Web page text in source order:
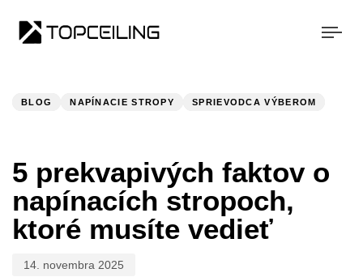
BLOG NAPÍNACIE STROPY SPRIEVODCA VÝBEROM
5 prekvapivých faktov o
napínacích stropoch,
ktoré musíte vedieť
14. novembra 2025